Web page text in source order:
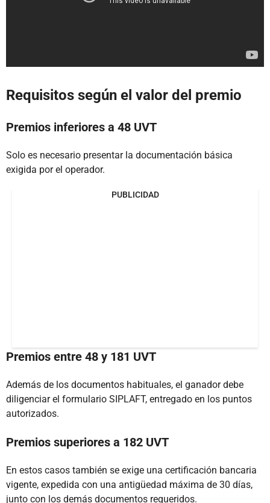
Requisitos según el valor del premio
Premios inferiores a 48 UVT
Solo es necesario presentar la documentación básica
exigida por el operador.
PUBLICIDAD
Premios entre 48 y 181 UVT
Además de los documentos habituales, el ganador debe
diligenciar el formulario SIPLAFT, entregado en los puntos
autorizados.
Premios superiores a 182 UVT
En estos casos también se exige una certificación bancaria
vigente, expedida con una antigüedad máxima de 30 días,
junto con los demás documentos requeridos.